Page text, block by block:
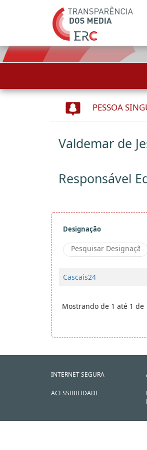
PESSOA
Valdemar de
Responsável
Designação
Cascais24
Mostrando de 1 até 1 de
INTERNET SEGURA
ACESSIBILIDADE